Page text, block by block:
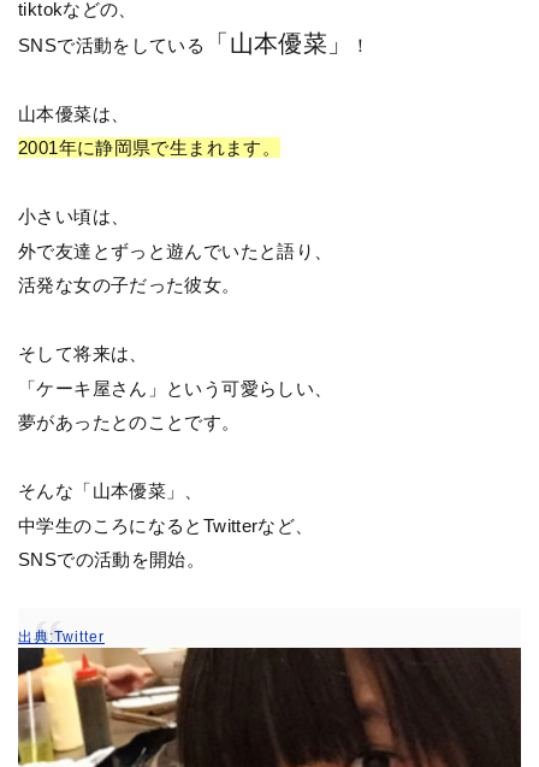
tiktokなどの、
SNSで活動をしている
「山本優菜」 ！
山本優菜は、
2001年に静岡県で生まれます。
小さい頃は、
外で友達とずっと遊んでいたと語り、
活発な女の子だった彼女。
そして将来は、
「ケーキ屋さん」という可愛らしい、
夢があったとのことです。
そんな「山本優菜」、
中学生のころになるとTwitterなど、
SNSでの活動を開始。
出典:Twitter